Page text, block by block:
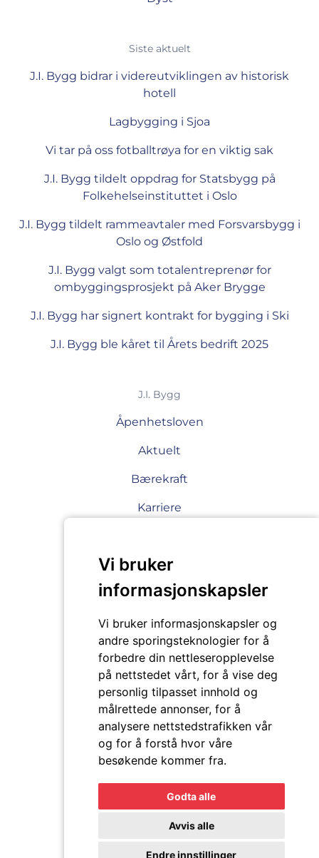
Vi bruker
informasjonskapsler
Vi bruker informasjonskapsler og
andre sporingsteknologier for å
forbedre din nettleseropplevelse
på nettstedet vårt, for å vise deg
personlig tilpasset innhold og
målrettede annonser, for å
analysere nettstedstrafikken vår
og for å forstå hvor våre
besøkende kommer fra.
Godta alle
Avvis alle
Endre innstillinger
Siste aktuelt
J.I. Bygg bidrar i videreutviklingen av historisk
hotell
Lagbygging i Sjoa
Vi tar på oss fotballtrøya for en viktig sak
J.I. Bygg tildelt oppdrag for Statsbygg på
Folkehelseinstituttet i Oslo
J.I. Bygg tildelt rammeavtaler med Forsvarsbygg i
Oslo og Østfold
J.I. Bygg valgt som totalentreprenør for
ombyggingsprosjekt på Aker Brygge
J.I. Bygg har signert kontrakt for bygging i Ski
J.I. Bygg ble kåret til Årets bedrift 2025
J.I. Bygg
Åpenhetsloven
Aktuelt
Bærekraft
Karriere
Miljøfyrtårn
HMS
Ledige stillinger
© 2022 J.I. Bygg AS
Leverandørportalen